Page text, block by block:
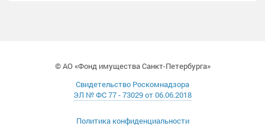
© АО «Фонд имущества Санкт-Петербурга»
Свидетельство Роскомнадзора
ЭЛ № ФС 77 - 73029 от 06.06.2018
Политика конфиденциальности